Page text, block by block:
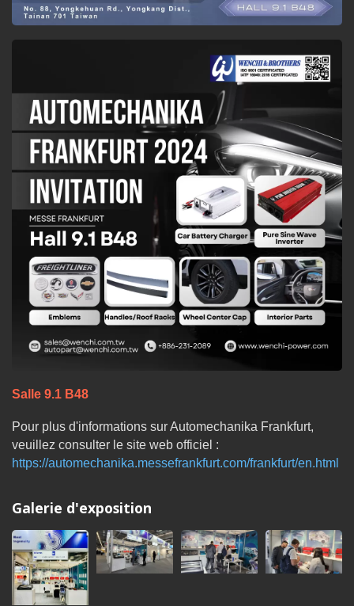
Salle 9.1 B48
Pour plus d'informations sur Automechanika Frankfurt,
veuillez consulter le site web officiel :
https://automechanika.messefrankfurt.com/frankfurt/en.html
Galerie d'exposition